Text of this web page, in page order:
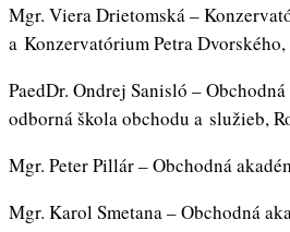
Mgr. Viera Drietomská –
a Konzervatórium Petra Dvorského,
PaedDr. Ondrej Sanisló –
odborná škola obchodu a služieb,
Mgr. Peter Pillár – Obchodná
Mgr. Karol Smetana – Obchodná